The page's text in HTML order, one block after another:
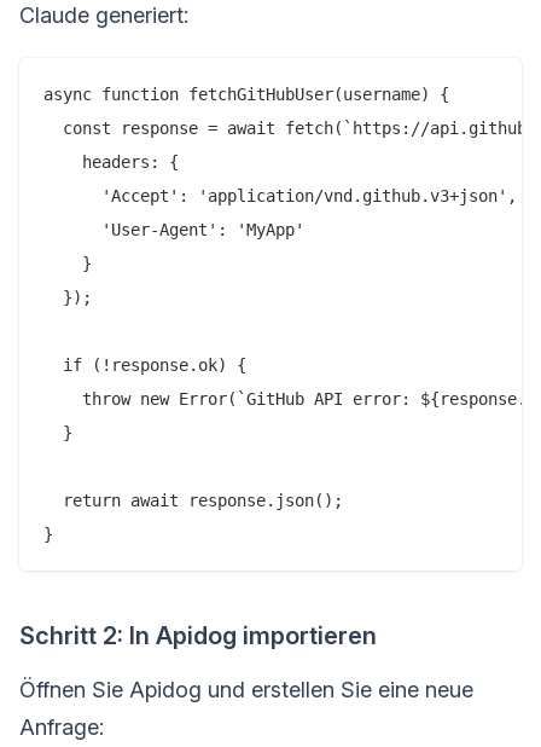
Claude generiert:
async function fetchGitHubUser(username) {
const response = await fetch(`https://
    headers: {
      'Accept': 'application/vnd.github.v3+json',
      'User-Agent': 'MyApp'
    }
  });
  if (!response.ok) {
throw new Error(`GitHub API error:
  }
  return await response.json();
Schritt 2: In Apidog importieren
Öffnen Sie Apidog und erstellen Sie eine neue
Anfrage: